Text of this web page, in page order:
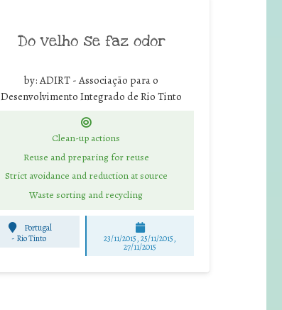
Do velho se faz odor
by:ADIRT - Associação para o
Desenvolvimento Integrado de Rio Tinto
Clean-up actions
Reuse and preparing for reuse
Strict avoidance and reduction at source
Waste sorting and recycling
Portugal
- Rio Tinto 23/11/2015, 25/11/2015,
27/11/2015